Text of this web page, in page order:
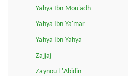
Yahya Ibn Mou'adh
Yahya Ibn Ya'mar
Yahya Ibn Yahya
Zajjaj
Zaynou l-'Abidin